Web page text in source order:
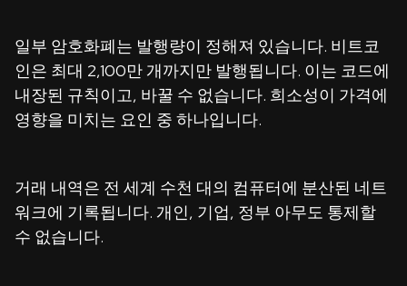
일부 암호화폐는 발행량이 정해져 있습니다. 비트코
인은 최대 2,100만 개까지만 발행됩니다. 이는 코드에
내장된 규칙이고, 바꿀 수 없습니다. 희소성이 가격에
영향을 미치는 요인 중 하나입니다.
거래 내역은 전 세계 수천 대의 컴퓨터에 분산된 네트
워크에 기록됩니다. 개인, 기업, 정부 아무도 통제할
수 없습니다.